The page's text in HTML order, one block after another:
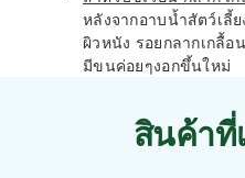
หลังจากอาบน้ำสัตว์เลี้
ผิวหนัง รอยกลากเกลื้
มีขนค่อยๆงอกขึ้นใหม่
สินค้าที่